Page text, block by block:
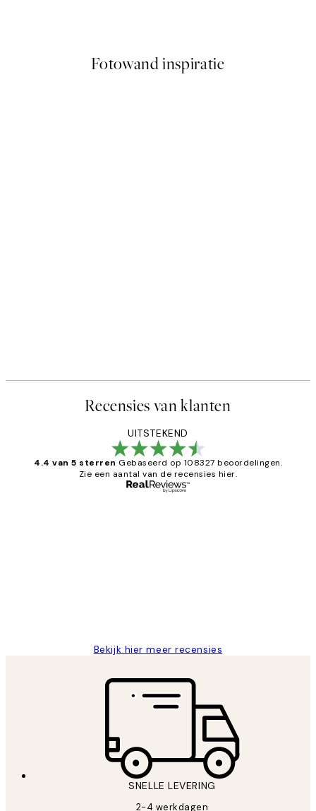
Fotowand inspiratie
Recensies van klanten
UITSTEKEND
4.4 van 5 sterren Gebaseerd op 108327 beoordelingen.
Zie een aantal van de recensies hier.
Bekijk hier meer recensies
SNELLE LEVERING
2-4 werkdagen